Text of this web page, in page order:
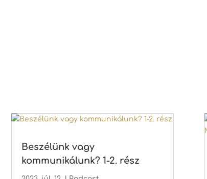
Beszélünk vagy
kommunikálunk? 1-2. rész